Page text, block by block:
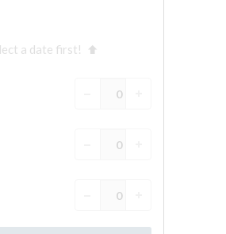
Réserver une visite guidée
FRANÇAIS